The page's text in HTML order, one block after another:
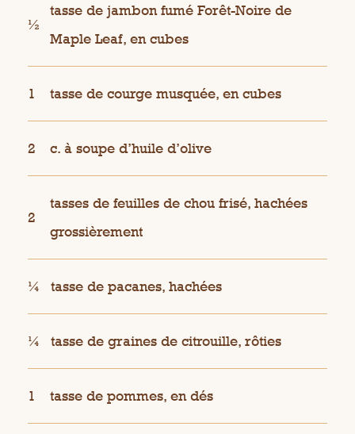
½
tasse de jambon fumé Forêt-Noire de
Maple Leaf, en cubes
1 tasse de courge musquée, en cubes
2 c. à soupe d’huile d’olive
2
tasses de feuilles de chou frisé, hachées
grossièrement
¼ tasse de pacanes, hachées
¼ tasse de graines de citrouille, rôties
1 tasse de pommes, en dés